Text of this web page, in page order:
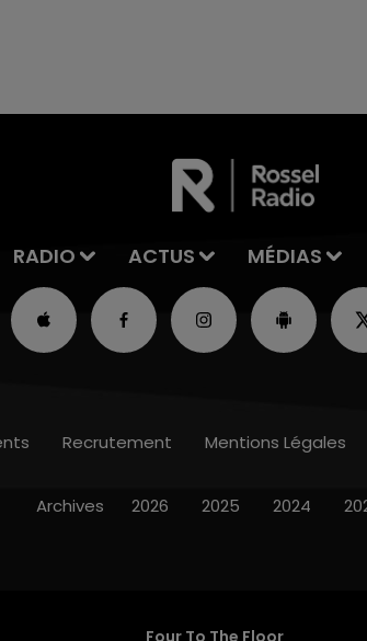
RADIO ACTUS MÉDIAS
Four To The Floor
Recrutement Mentions Légales
Archives 2026 2025 2024